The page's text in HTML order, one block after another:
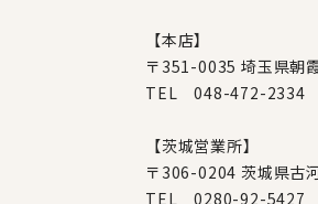
【本店】
〒351-0035 埼玉県朝
TEL 048-472-2334
【茨城営業所】
〒306-0204 茨城県古
TEL 0280-92-5427